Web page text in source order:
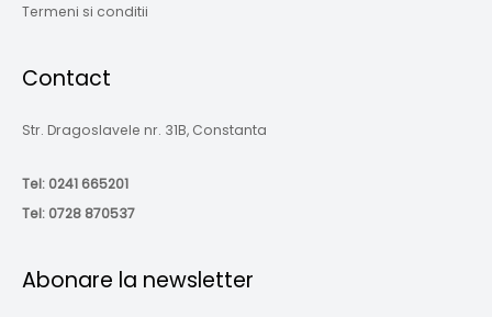
Termeni si conditii
Contact
Str. Dragoslavele nr. 31B, Constanta
Tel: 0241 665201
Tel: 0728 870537
Abonare la newsletter